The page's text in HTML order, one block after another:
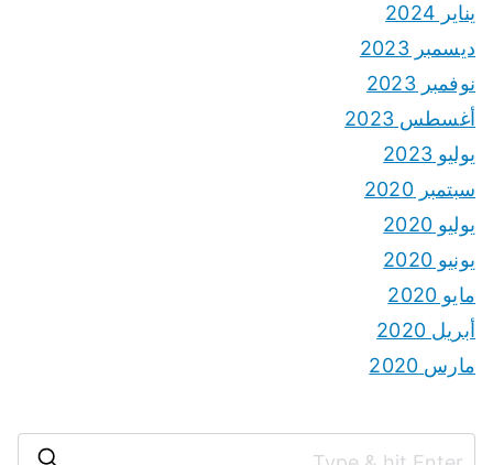
يناير 2024
ديسمبر 2023
نوفمبر 2023
أغسطس 2023
يوليو 2023
سبتمبر 2020
يوليو 2020
يونيو 2020
مايو 2020
أبريل 2020
مارس 2020